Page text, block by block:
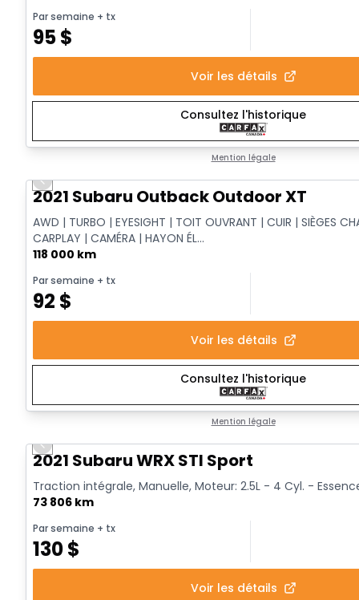
Par semaine + tx
95$
Voir les détails
Consultez l'historique
Mention légale
Vidéo disponible
Previous slide
2021 Subaru Outback Outdoor XT
AWD | TURBO | EYESIGHT | TOIT OUVRANT | CUIR | SIÈGES
CARPLAY | CAMÉRA | HAYON ÉL...
118 000 km
Par semaine + tx
92 $
Voir les détails
Consultez l'historique
Mention légale
Vidéo disponible
Previous slide
2021 Subaru WRX STI Sport
Traction intégrale, Manuelle, Moteur: 2.5L - 4 Cyl. -
73 806 km
Par semaine + tx
130$
Voir les détails